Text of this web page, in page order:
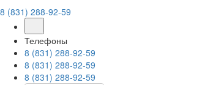
8 (831) 288-92-59
Телефоны
8 (831) 288-92-59
8 (831) 288-92-59
8 (831) 288-92-59